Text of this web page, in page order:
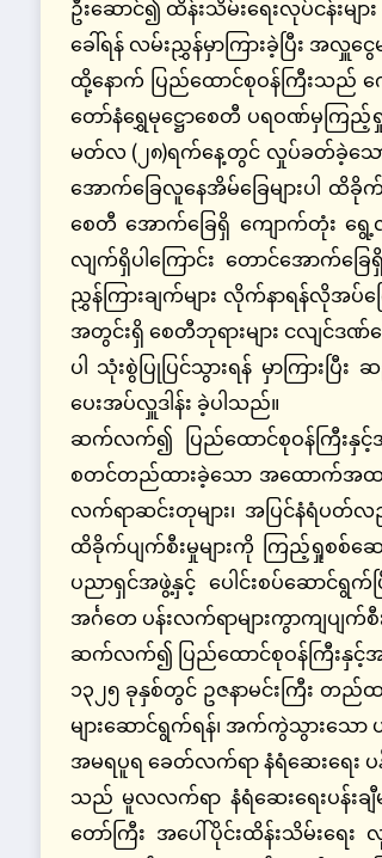
ဦးဆောင်၍ ထိန်းသိမ်းရေးလုပ်ငန်း
ခေါ်ရန် လမ်းညွှန်မှာကြားခဲ့ပြီး အလှူ
ထို့နောက် ပြည်ထောင်စုဝန်ကြီးသည်
တော်နံရွှေမုဋ္ဌောစေတီ ပရဝဏ်မှကြည့်
မတ်လ (၂၈)ရက်နေ့တွင် လှုပ်ခတ်ခဲ့သော
အောက်ခြေလူနေအိမ်ခြေများပါ ထိ
စေတီ အောက်ခြေရှိ ကျောက်တုံး ရွေ့
လျက်ရှိပါကြောင်း တောင်အောက်ခြ
ညွှန်ကြားချက်များ လိုက်နာရန်လိုအ
အတွင်းရှိ စေတီဘုရားများ ငလျင်ဒဏ်
ပါ သုံးစွဲပြုပြင်သွားရန် မှာကြားပ
ပေးအပ်လှူဒါန်း ခဲ့ပါသည်။
ဆက်လက်၍ ပြည်ထောင်စုဝန်ကြီး
စတင်တည်ထားခဲ့သော အထောက်အထာ
လက်ရာဆင်းတုများ၊ အပြင်နံရံပတ်
ထိခိုက်ပျက်စီးမှုများကို ကြည့်ရှုစစ်ဆ
ပညာရှင်အဖွဲ့နှင့် ပေါင်းစပ်ဆောင်ရွ
အင်္ဂတေ ပန်းလက်ရာများကွာကျပျ
ဆက်လက်၍ ပြည်ထောင်စုဝန်ကြီးနှင့်အ
၁၃၂၅ ခုနှစ်တွင် ဥဇနာမင်းကြီး တည်
များဆောင်ရွက်ရန်၊ အက်ကွဲသွားသော
အမရပူရ ခေတ်လက်ရာ နံရံဆေးရေး ပန်
သည် မူလလက်ရာ နံရံဆေးရေးပန်းချီ
တော်ကြီး အပေါ်ပိုင်းထိန်းသိမ်းရေ